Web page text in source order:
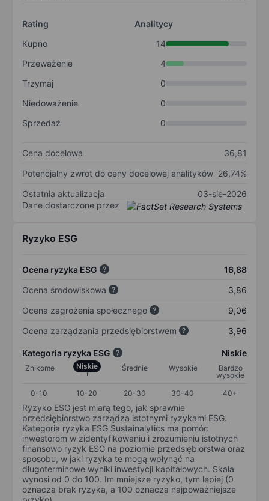
Rating
Analitycy
Kupno
14
Przeważenie
4
Trzymaj
0
Niedoważenie
0
Sprzedaż
0
Cena docelowa
36,81
Potencjalny zwrot do ceny docelowej analityków 26,74%
Ostatnia aktualizacja
03-sie-2026
Dane dostarczone przez
Ryzyko ESG
Ocena ryzyka ESG
16,88
Ocena środowiskowa
3,86
Ocena zagrożenia społecznego
9,06
Ocena zarządzania przedsiębiorstwem
3,96
Kategoria ryzyka ESG Niskie
Znikome Niskie Średnie Wysokie
Bardzo
wysokie
0-10
10-20 20-30 30-40 40+
Ryzyko ESG jest miarą tego, jak sprawnie
przedsiębiorstwo zarządza istotnymi ryzykami ESG.
Kategoria ryzyka ESG Sustainalytics ma pomóc
inwestorom w zidentyfikowaniu i zrozumieniu istotnych
finansowo ryzyk ESG na poziomie przedsiębiorstwa oraz
sposobu, w jaki ryzyka te mogą wpłynąć na
długoterminowe wyniki inwestycji kapitałowych. Skala
wynosi od 0 do 100. Im mniejsze ryzyko, tym lepiej (0
oznacza brak ryzyka, a 100 oznacza najpoważniejsze